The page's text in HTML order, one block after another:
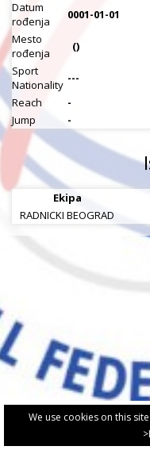
We use cookies on this
Datum
rođenja
0001-01-01
Mesto
rođenja
()
Sport
Nationality ---
Reach
-
Jump
-
Ekipa
RADNICKI BEOGRAD